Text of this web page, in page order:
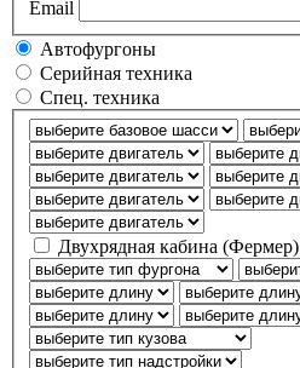
Email
Автофургоны
Серийная техника
Спец. техника
Двухрядная кабина (Фермер)